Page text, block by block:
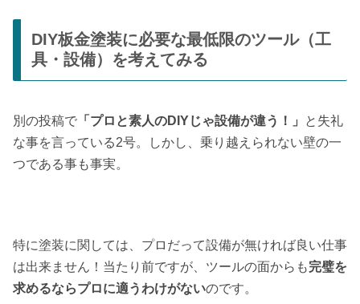
DIY板金塗装に必要な最低限のツール（工
具・設備）を考えてみる
別の投稿で 「プロと素人のDIYじゃ設備が違う！」
と失礼
な事を言っている2号。しかし、乗り越えられない壁の一
つである事も事実。
特に塗装に関しては、プロだって設備が無ければ良い仕事
は出来ません！当たり前ですが、ツールの面からも完璧を
求めるならプロに適うわけがないのです。